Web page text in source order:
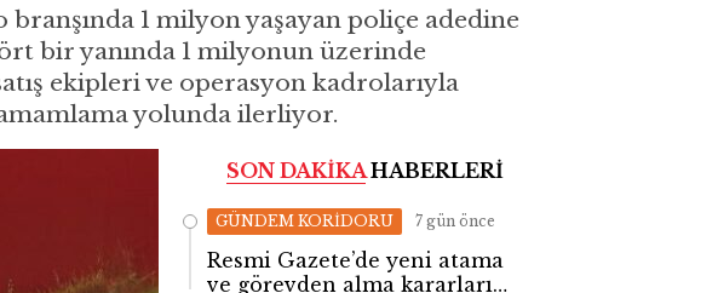
1 milyon yaşayan poliçe adedine
bir yanında 1 milyonun üzerinde
ekipleri ve operasyon kadrolarıyla
yolunda ilerliyor.
SON DAKİKAHABERLERİ
GÜNDEM KORİDORU 7 gün önce
Resmi Gazete’de yeni atama
ve görevden alma kararları